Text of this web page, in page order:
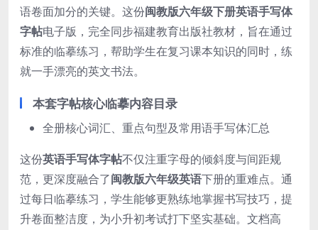
语卷面加分的关键。这份闽教版六年级下册英语手写体
字帖电子版，完全同步福建教育出版社教材，旨在通过
标准的临摹练习，帮助学生在复习课本知识的同时，练
就一手漂亮的英文书法。
本套字帖核心临摹内容目录
全册核心词汇、重点句型及常用语手写体汇总
这份英语手写体字帖不仅注重字母的倾斜度与间距规
范，更深度融合了闽教版六年级英语下册的重难点。通
过每日临摹练习，学生能够更熟练地掌握书写技巧，提
升卷面整洁度，为小升初考试打下坚实基础。文档高